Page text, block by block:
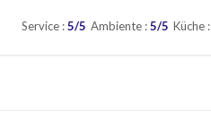
Service: 5/5 Ambiente: 5/5 Küche: